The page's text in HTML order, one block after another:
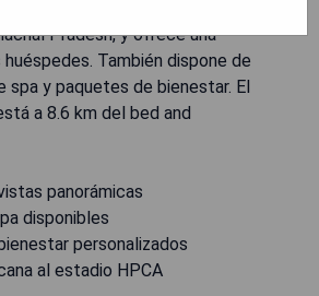
Pradesh, y ofrece una
También dispone de
spa y paquetes de bienestar. El
a 8.6 km del bed and
panorámicas
disponibles
personalizados
al estadio HPCA